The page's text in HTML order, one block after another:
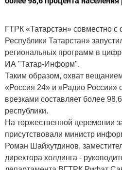
ГТРК «Татарстан» совместно
Республики Татарстан»
региональных программ в
ИА "Татар-Информ".
Таким образом, охват
«Россия 24» и «Радио России»
врезками составляет более
республики.
На торжественной церемонии
присутствовали министр
Роман Шайхутдинов,
директора холдинга -